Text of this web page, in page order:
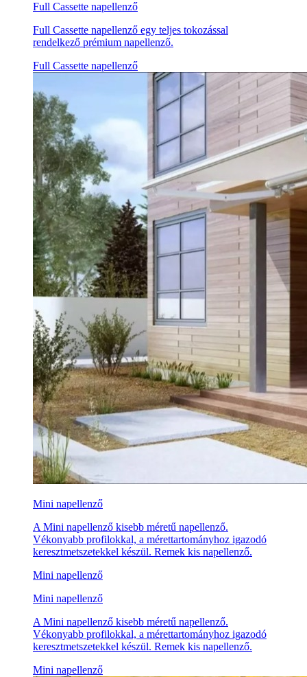
Full Cassette napellenző
Full Cassette napellenző egy teljes tokozással
rendelkező prémium napellenző.
Full Cassette napellenző
Mini napellenző
A Mini napellenző kisebb méretű napellenző.
Vékonyabb profilokkal, a mérettartományhoz igazodó
keresztmetszetekkel készül. Remek kis napellenző.
Mini napellenző
Mini napellenző
A Mini napellenző kisebb méretű napellenző.
Vékonyabb profilokkal, a mérettartományhoz igazodó
keresztmetszetekkel készül. Remek kis napellenző.
Mini napellenző